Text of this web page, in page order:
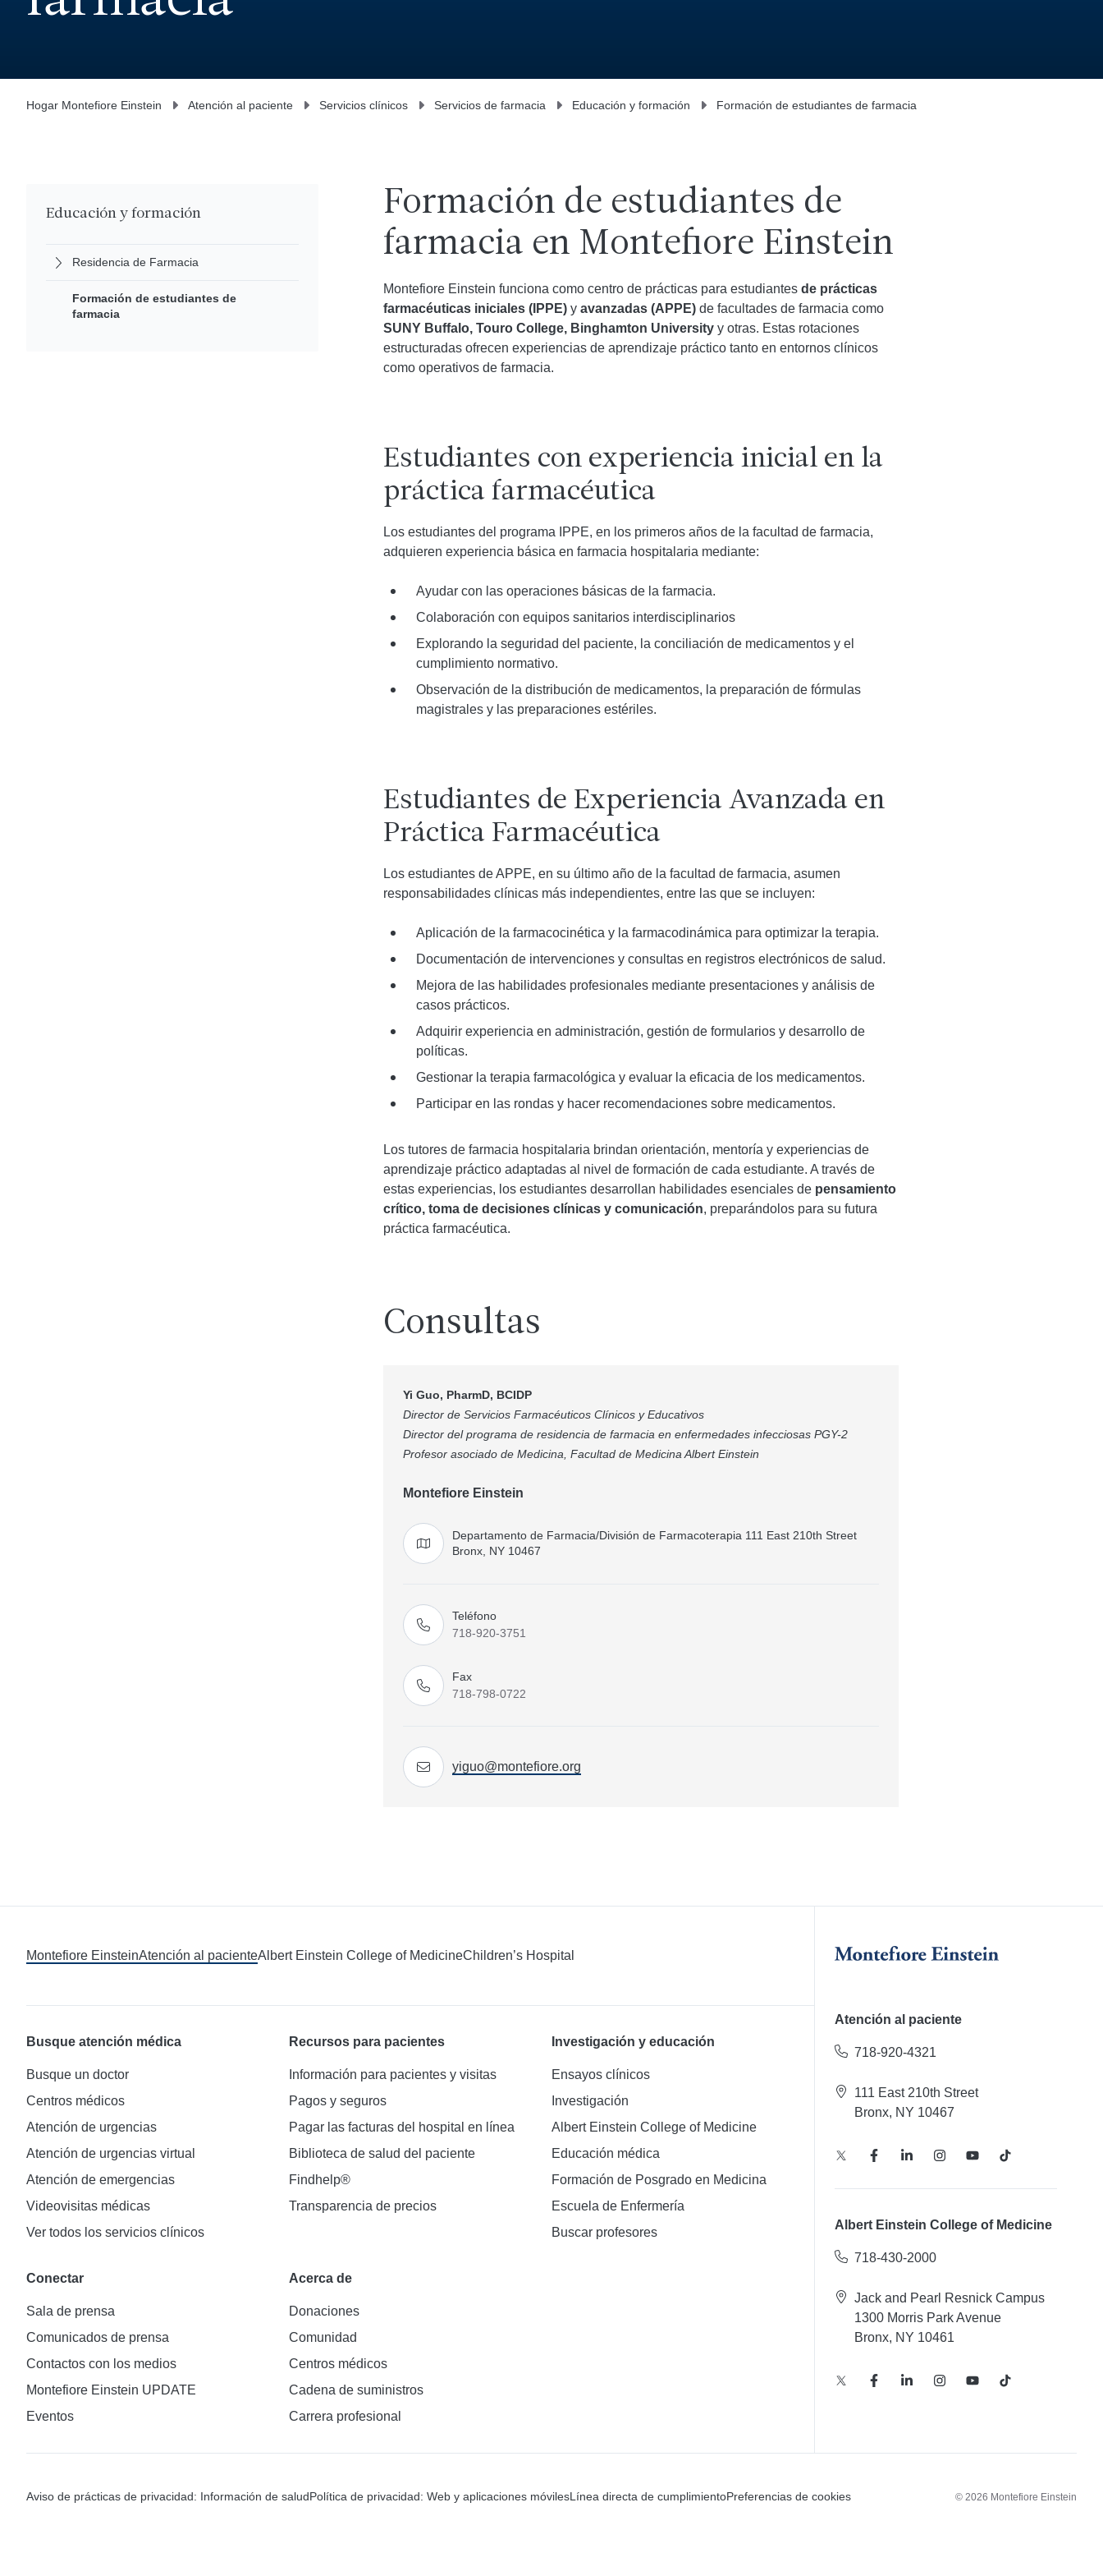
Hogar Montefiore Einstein Atención al paciente Servicios clínicos Servicios de farmacia Educación y formación Formación de estudiantes de farmacia
Educación y formación
Residencia de Farmacia
Formación de estudiantes de
farmacia
Formación de estudiantes de
farmacia en Montefiore Einstein
Montefiore Einstein funciona como centro de prácticas para estudiantes de prácticas
farmacéuticas iniciales (IPPE)y avanzadas (APPE)de facultades de farmacia como
SUNY Buffalo, Touro College, Binghamton Universityy otras. Estas rotaciones
estructuradas ofrecen experiencias de aprendizaje práctico tanto en entornos clínicos
como operativos de farmacia.
Estudiantes con experiencia inicial en la
práctica farmacéutica
Los estudiantes del programa IPPE, en los primeros años de la facultad de farmacia,
adquieren experiencia básica en farmacia hospitalaria mediante:
Ayudar con las operaciones básicas de la farmacia.
Colaboración con equipos sanitarios interdisciplinarios
Explorando la seguridad del paciente, la conciliación de medicamentos y el
cumplimiento normativo.
Observación de la distribución de medicamentos, la preparación de fórmulas
magistrales y las preparaciones estériles.
Estudiantes de Experiencia Avanzada en
Práctica Farmacéutica
Los estudiantes de APPE, en su último año de la facultad de farmacia, asumen
responsabilidades clínicas más independientes, entre las que se incluyen:
Aplicación de la farmacocinética y la farmacodinámica para optimizar la terapia.
Documentación de intervenciones y consultas en registros electrónicos de salud.
Mejora de las habilidades profesionales mediante presentaciones y análisis de
casos prácticos.
Adquirir experiencia en administración, gestión de formularios y desarrollo de
políticas.
Gestionar la terapia farmacológica y evaluar la eficacia de los medicamentos.
Participar en las rondas y hacer recomendaciones sobre medicamentos.
Los tutores de farmacia hospitalaria brindan orientación, mentoría y experiencias de
aprendizaje práctico adaptadas al nivel de formación de cada estudiante. A través de
estas experiencias, los estudiantes desarrollan habilidades esenciales de pensamiento
crítico, toma de decisiones clínicas y comunicación, preparándolos para su futura
práctica farmacéutica.
Consultas
Yi Guo, PharmD, BCIDP
Director de Servicios Farmacéuticos Clínicos y Educativos
Director del programa de residencia de farmacia en enfermedades infecciosas PGY-2
Profesor asociado de Medicina, Facultad de Medicina Albert Einstein
Montefiore Einstein
Obtener indicaciones
Departamento de Farmacia/División de Farmacoterapia 111 East 210th Street
Bronx, NY 10467
Llamar
Teléfono
718-920-3751
Llamar
Fax
718-798-0722
Ponte en contacto
yiguo@montefiore.org
Montefiore EinsteinAtención al pacienteAlbert Einstein College of MedicineChildren’s Hospital
Busque atención médica
Busque un doctor
Centros médicos
Atención de urgencias
Atención de urgencias virtual
Atención de emergencias
Videovisitas médicas
Ver todos los servicios clínicos
Recursos para pacientes
Información para pacientes y visitas
Pagos y seguros
Pagar las facturas del hospital en línea
Biblioteca de salud del paciente
Findhelp®
Transparencia de precios
Investigación y educación
Ensayos clínicos
Investigación
Albert Einstein College of Medicine
Educación médica
Formación de Posgrado en Medicina
Escuela de Enfermería
Buscar profesores
Conectar
Sala de prensa
Comunicados de prensa
Contactos con los medios
Montefiore Einstein UPDATE
Eventos
Acerca de
Donaciones
Comunidad
Centros médicos
Cadena de suministros
Carrera profesional
Atención al paciente
718-920-4321
111 East 210th Street
Bronx, NY 10467
Albert Einstein College of Medicine
718-430-2000
Jack and Pearl Resnick Campus
1300 Morris Park Avenue
Bronx, NY 10461
Aviso de prácticas de privacidad: Información de saludPolítica de privacidad: Web y aplicaciones móvilesLínea directa de cumplimientoPreferencias de cookies © 2026 Montefiore Einstein